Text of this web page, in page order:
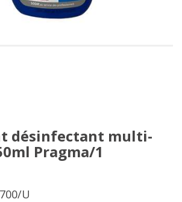
désinfectant multi-
Pragma/1
U